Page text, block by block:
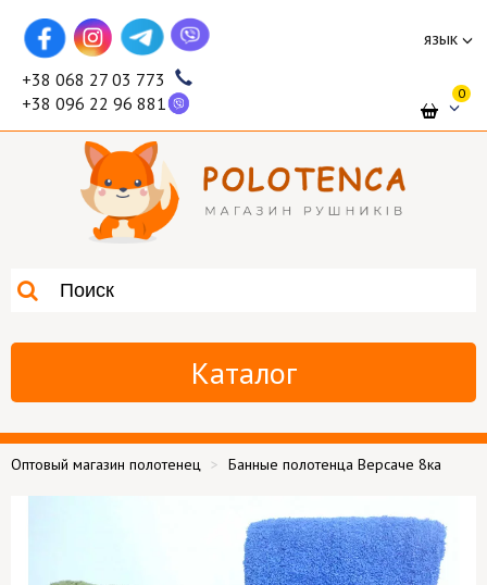
язык
+38 068 27 03 773
+38 096 22 96 881
0
Каталог
Оптовый магазин полотенец Банные полотенца Версаче 8ка